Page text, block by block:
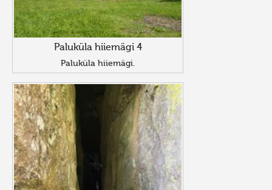
Paluküla hiiemägi 4
Paluküla hiiemägi.